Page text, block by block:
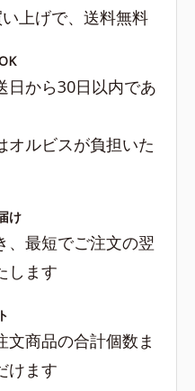
い上げで、送料無料
日から30日以内であ
ルビスが負担いた
け
、最短でご注文の翌
します
文商品の合計個数ま
けます